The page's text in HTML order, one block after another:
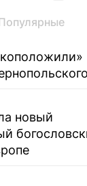
новый